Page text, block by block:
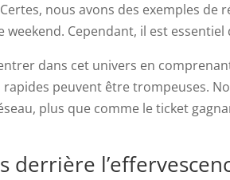
nous avons des exemples
Cependant, il est
dans cet univers en
rapides peuvent être trompeuses.
plus que comme le ticket
derrière